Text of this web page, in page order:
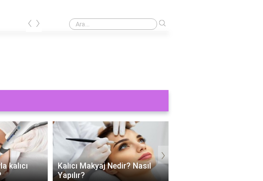
Kaş yaptırmak ne kadar 2024?
‹ ›
kalıcı
Kalıcı Makyaj Nedir? Nasıl
Yapılır?
›